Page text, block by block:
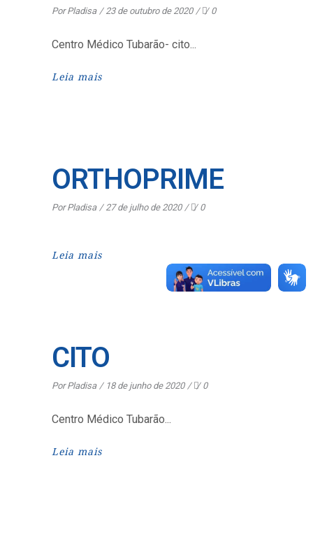
Por Pladisa 23 de outubro de 2020 0
Centro Médico Tubarão- cito
Leia mais
ORTHOPRIME
Por Pladisa 27 de julho de 2020 0
Leia mais
CITO
Por Pladisa 18 de junho de 2020 0
Centro Médico Tubarão
Leia mais